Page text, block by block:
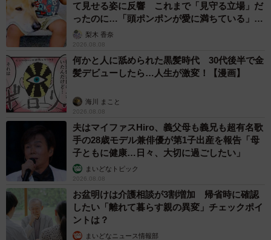
て見せる姿に反響 これまで「見守る立場」だ
ったのに…「頭ポンポンが愛に満ちている」
「尊…」
梨木 香奈
2026.08.08
何かと人に舐められた黒髪時代 30代後半で金
髪デビューしたら…人生が激変！【漫画】
海川 まこと
2026.08.08
夫はマイファスHiro、義父母も義兄も超有名歌
手の28歳モデル兼俳優が第1子出産を報告「母
子ともに健康…日々、大切に過ごしたい」
まいどなトピック
2026.08.08
お盆明けは介護相談が3割増加 帰省時に確認
したい「離れて暮らす親の異変」チェックポイ
ントは？
まいどなニュース情報部